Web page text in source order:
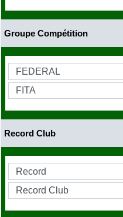
Groupe Compétition
Record Club